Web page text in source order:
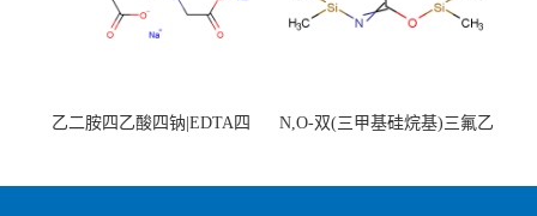
乙二胺四乙酸四钠|EDTA四
N,O-双(三甲基硅烷基)三氟乙